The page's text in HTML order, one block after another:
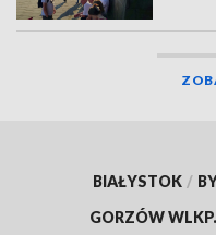
BIAŁYSTOK /
GORZÓW WLKP.